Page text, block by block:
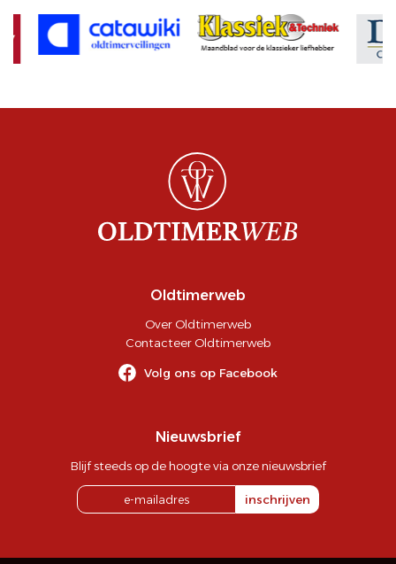
Oldtimerweb
Over Oldtimerweb
Contacteer Oldtimerweb
Volg ons op Facebook
Nieuwsbrief
Blijf steeds op de hoogte via onze nieuwsbrief
inschrijven